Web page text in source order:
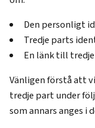
Den personligt
Tredje parts
En länk till
Vänligen förstå att
tredje part under
som annars anges i